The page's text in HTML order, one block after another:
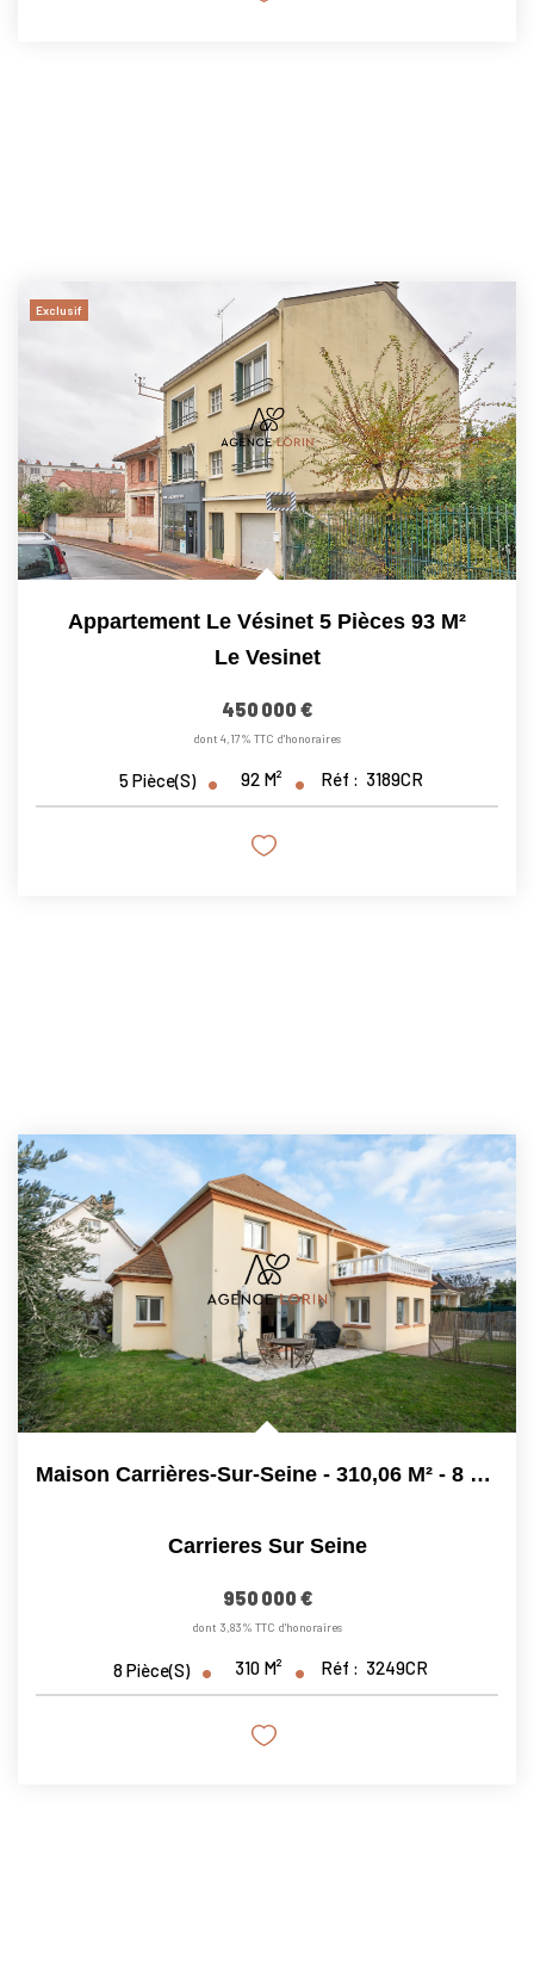
Exclusif
Appartement Le Vésinet 5 Pièces 93 M²
Le Vesinet
450 000 €
dont 4,17% TTC d'honoraires
5 Pièce(s) 92 M² Réf : 3189CR
Maison Carrières-Sur-Seine - 310,06 M² - 8 Pièces
Carrieres Sur Seine
950 000 €
dont 3,83% TTC d'honoraires
8Pièce(s) 310 M² Réf : 3249CR